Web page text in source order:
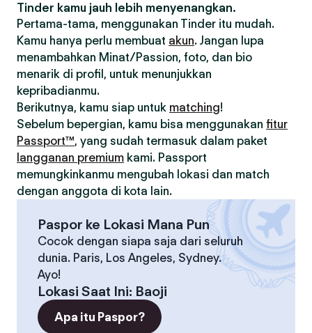
Tinder kamu jauh lebih menyenangkan.
Pertama-tama, menggunakan Tinder itu mudah.
Kamu hanya perlu membuat akun. Jangan lupa
menambahkan Minat/Passion, foto, dan bio
menarik di profil, untuk menunjukkan
kepribadianmu.
Berikutnya, kamu siap untuk matching!
Sebelum bepergian, kamu bisa menggunakan fitur
Passport™, yang sudah termasuk dalam paket
langganan premium kami. Passport
memungkinkanmu mengubah lokasi dan match
dengan anggota di kota lain.
Paspor ke Lokasi Mana Pun
Cocok dengan siapa saja dari seluruh
dunia. Paris, Los Angeles, Sydney.
Ayo!
Lokasi Saat Ini: Baoji
Apa itu Paspor?